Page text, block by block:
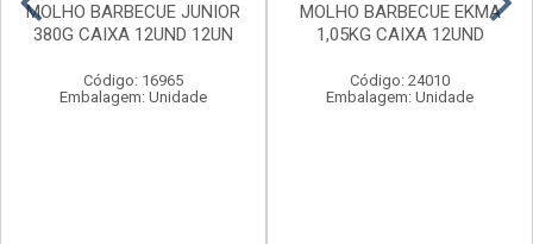
MOLHO BARBECUE JUNIOR
380G CAIXA 12UND 12UN
Código: 16965
Embalagem: Unidade
MOLHO BARBECUE EKMA
1,05KG CAIXA 12UND
Código: 24010
Embalagem: Unidade